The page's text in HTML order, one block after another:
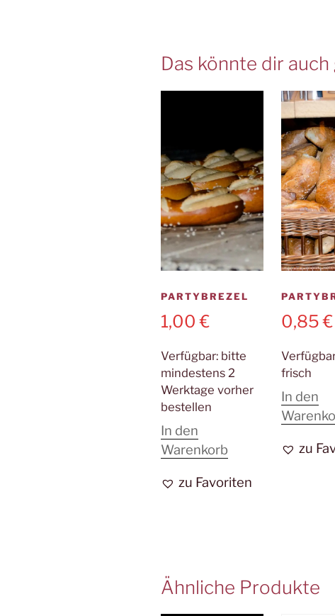
Das könnte dir
PARTYBREZEL
1,00€
Verfügbar: bitte
mindestens 2
Werktage vorher
bestellen
In den
Warenkorb
zu Favoriten
0,85€
frisch
In den
zu
Ähnliche Produkte